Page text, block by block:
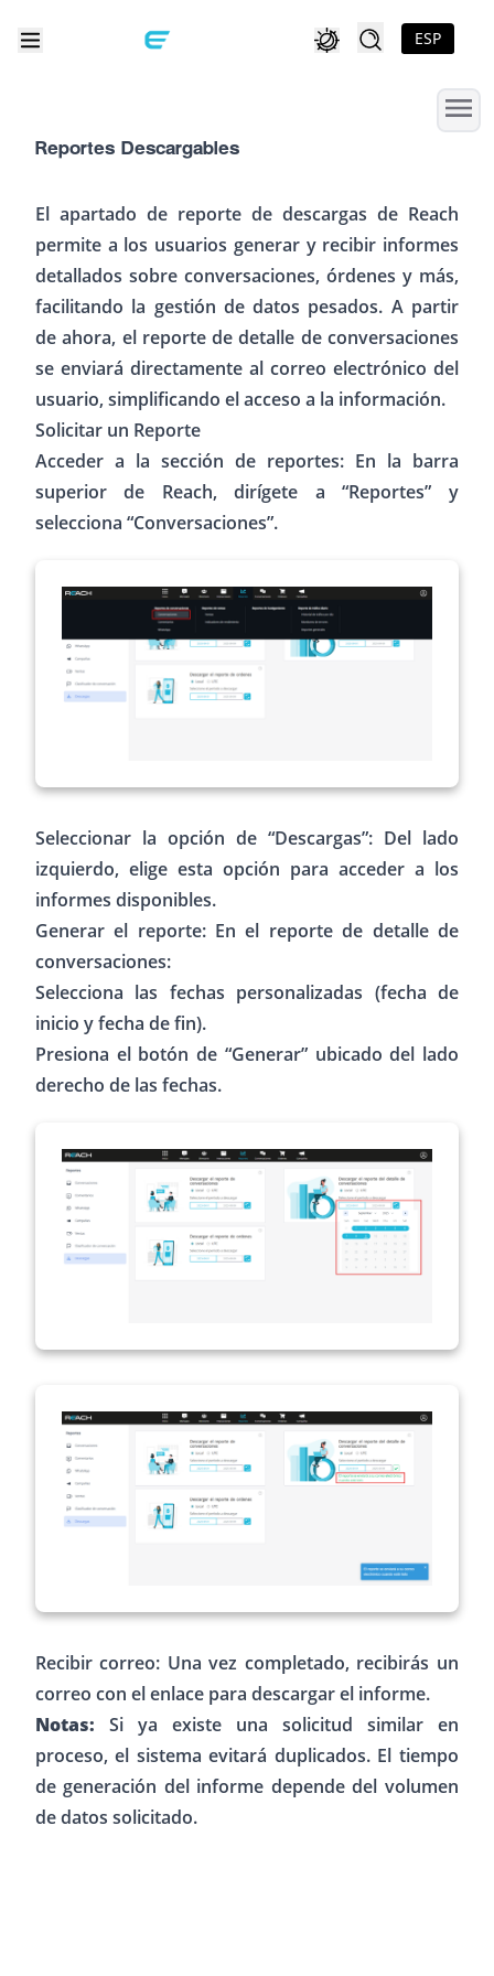
ESP
Reportes Descargables
El apartado de reporte de descargas de Reach
permite a los usuarios generar y recibir informes
detallados sobre conversaciones, órdenes y más,
facilitando la gestión de datos pesados. A partir
de ahora, el reporte de detalle de conversaciones
se enviará directamente al correo electrónico del
usuario, simplificando el acceso a la información.
Solicitar un Reporte
Acceder a la sección de reportes: En la barra
superior de Reach, dirígete a “Reportes” y
selecciona “Conversaciones”.
Seleccionar la opción de “Descargas”: Del lado
izquierdo, elige esta opción para acceder a los
informes disponibles.
Generar el reporte: En el reporte de detalle de
conversaciones:
Selecciona las fechas personalizadas (fecha de
inicio y fecha de fin).
Presiona el botón de “Generar” ubicado del lado
derecho de las fechas.
Recibir correo: Una vez completado, recibirás un
correo con el enlace para descargar el informe.
Notas: Si ya existe una solicitud similar en
proceso, el sistema evitará duplicados. El tiempo
de generación del informe depende del volumen
de datos solicitado.